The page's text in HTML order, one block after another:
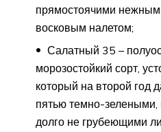
прямостоячими
восковым налетом;
Салатный 35 –
морозостойкий сорт,
который на второй год
пятью темно-
долго не грубеющими